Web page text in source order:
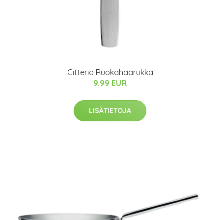
Citterio Ruokahaarukka
9.99 EUR
LISÄTIETOJA